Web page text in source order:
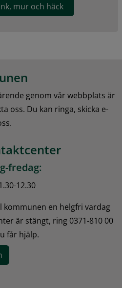
mur och häck
genom vår webbplats är
oss. Du kan ringa, skicka e-
fredag:
12.30
en helgfri vardag
är stängt, ring 0371-810 00
får hjälp.